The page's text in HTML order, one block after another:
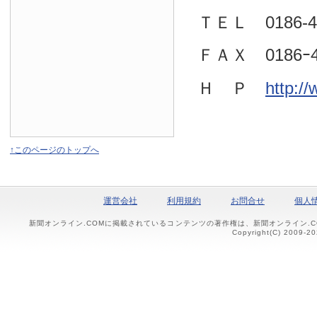
ＴＥＬ 0186-
ＦＡＸ 0186ｰ
Ｈ Ｐ http://
↑このページのトップへ
運営会社 利用規約 お問合せ 個人
新聞オンライン.COMに掲載されているコンテンツの著作権は、新聞オンライン
Copyright(C) 2009-